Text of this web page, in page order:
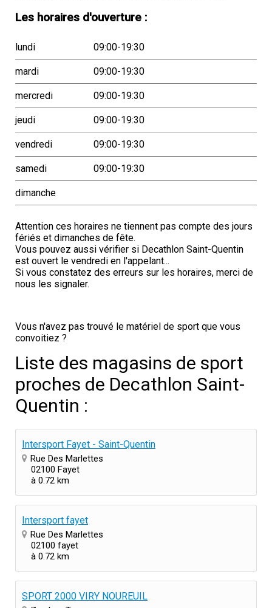
Les horaires d'ouverture :
lundi 09:00-19:30
mardi 09:00-19:30
mercredi 09:00-19:30
jeudi 09:00-19:30
vendredi 09:00-19:30
samedi 09:00-19:30
dimanche
Attention ces horaires ne tiennent pas compte des jours
fériés et dimanches de fête.
Vous pouvez aussi vérifier si Decathlon Saint-Quentin
est ouvert le vendredi en l'appelant...
Si vous constatez des erreurs sur les horaires, merci de
nous les signaler.
Vous n'avez pas trouvé le matériel de sport que vous
convoitiez ?
Liste des magasins de sport
proches de Decathlon Saint-
Quentin :
Intersport Fayet - Saint-Quentin
Rue Des Marlettes
02100 Fayet
à 0.72 km
Intersport fayet
Rue Des Marlettes
02100 fayet
à 0.72 km
SPORT 2000 VIRY NOUREUIL